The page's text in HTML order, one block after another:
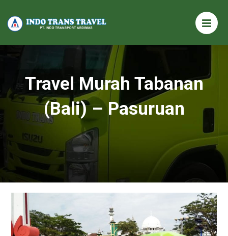
Travel Murah Tabanan
(Bali) – Pasuruan